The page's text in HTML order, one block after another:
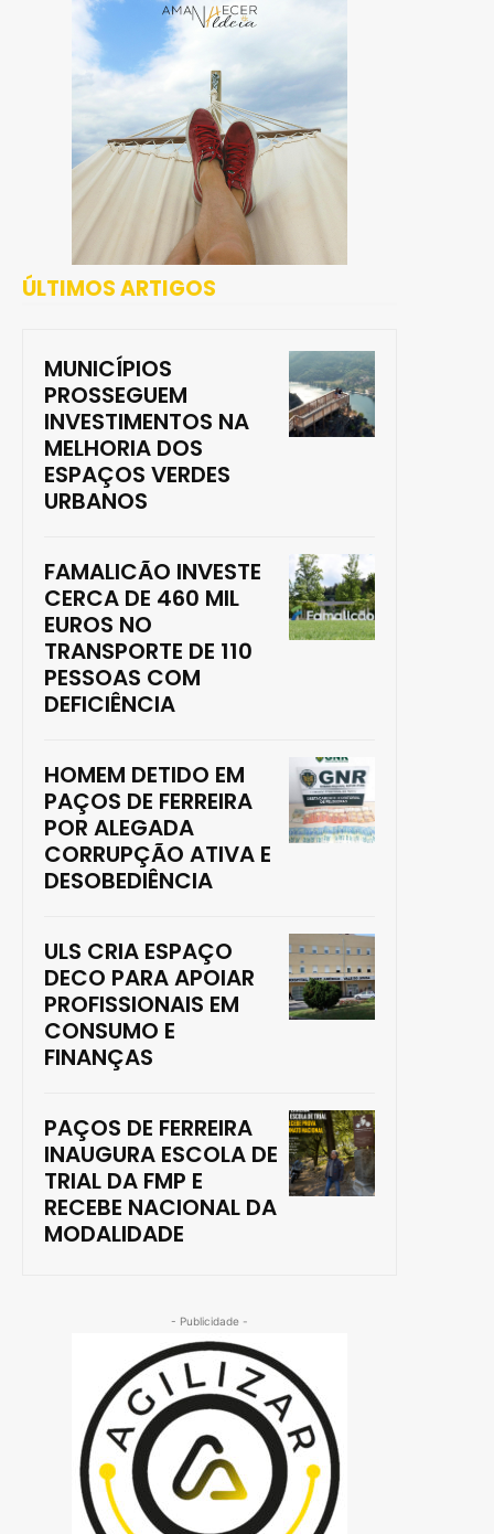
ÚLTIMOS ARTIGOS
MUNICÍPIOS
PROSSEGUEM
INVESTIMENTOS NA
MELHORIA DOS
ESPAÇOS VERDES
URBANOS
FAMALICÃO INVESTE
CERCA DE 460 MIL
EUROS NO
TRANSPORTE DE 110
PESSOAS COM
DEFICIÊNCIA
HOMEM DETIDO EM
PAÇOS DE FERREIRA
POR ALEGADA
CORRUPÇÃO ATIVA E
DESOBEDIÊNCIA
ULS CRIA ESPAÇO
DECO PARA APOIAR
PROFISSIONAIS EM
CONSUMO E
FINANÇAS
PAÇOS DE FERREIRA
INAUGURA ESCOLA DE
TRIAL DA FMP E
RECEBE NACIONAL DA
MODALIDADE
- Publicidade -